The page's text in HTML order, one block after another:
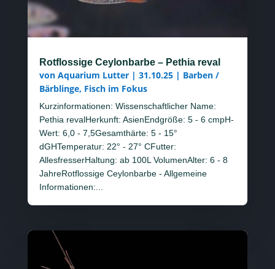
Rotflossige Ceylonbarbe – Pethia reval
von Aquarium Lutter| 31.10.25| Barben /
Bärblinge, Fisch im Fokus
Kurzinformationen: Wissenschaftlicher Name:
Pethia revalHerkunft: AsienEndgröße: 5 - 6 cmpH-
Wert: 6,0 - 7,5Gesamthärte: 5 - 15°
dGHTemperatur: 22° - 27° CFutter:
AllesfresserHaltung: ab 100L VolumenAlter: 6 - 8
JahreRotflossige Ceylonbarbe - Allgemeine
Informationen:...